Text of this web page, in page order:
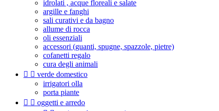
idrolati , acque floreali e salate
argille e fanghi
sali curativi e da bagno
allume di rocca
oli essenziali
accessori (guanti, spugne, spazzole, pietre)
cofanetti regalo
cura degli animali
  verde domestico
irrigatori olla
porta piante
  oggetti e arredo